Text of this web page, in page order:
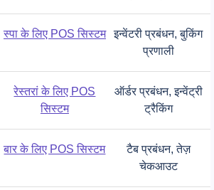
स्पा के लिए POS सिस्टम
इन्वेंटरी प्रबंधन, बुकिंग
प्रणाली
रेस्तरां के लिए POS
सिस्टम
ऑर्डर प्रबंधन, इन्वेंट्री
ट्रैकिंग
बार के लिए POS सिस्टम
टैब प्रबंधन, तेज़
चेकआउट